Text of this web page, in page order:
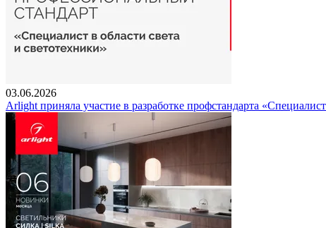
03.06.2026
Arlight приняла участие в разработке профстандарта